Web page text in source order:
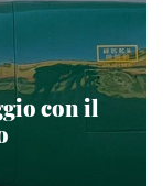
con il